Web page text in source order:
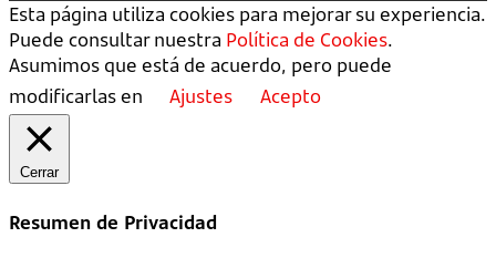
Esta página utiliza cookies para mejorar su experiencia.
Puede consultar nuestra Política de Cookies.
Asumimos que está de acuerdo, pero puede
modificarlas en
Ajustes Acepto
Cerrar
Resumen de Privacidad